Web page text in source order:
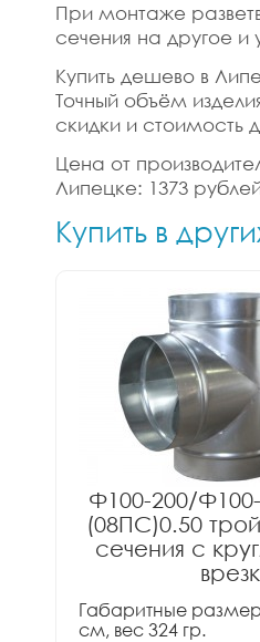
При монтаже
сечения на другое
Купить дешево в
Точный объём
скидки и стоимость
Цена от
Липецке: 1373
Купить в
Ф100-200/
(08ПС)0.50
сечения с
Габаритные
см, вес 324 гр.